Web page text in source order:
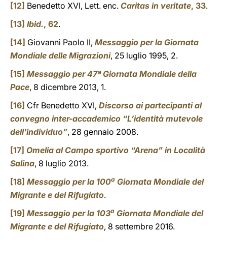
[12] Benedetto XVI, Lett. enc. Caritas in veritate, 33.
[13] Ibid., 62.
[14] Giovanni Paolo II, Messaggio per la Giornata
Mondiale delle Migrazioni, 25 luglio 1995, 2.
[15] Messaggio per 47ª Giornata Mondiale della
Pace, 8 dicembre 2013, 1.
[16] Cfr Benedetto XVI, Discorso ai partecipanti al
convegno inter-accademico “L’identità mutevole
dell'individuo”, 28 gennaio 2008.
[17] Omelia al Campo sportivo “Arena” in Località
Salina, 8 luglio 2013.
[18] Messaggio per la 100a Giornata Mondiale del
Migrante e del Rifugiato.
[19] Messaggio per la 103a Giornata Mondiale del
Migrante e del Rifugiato, 8 settembre 2016.